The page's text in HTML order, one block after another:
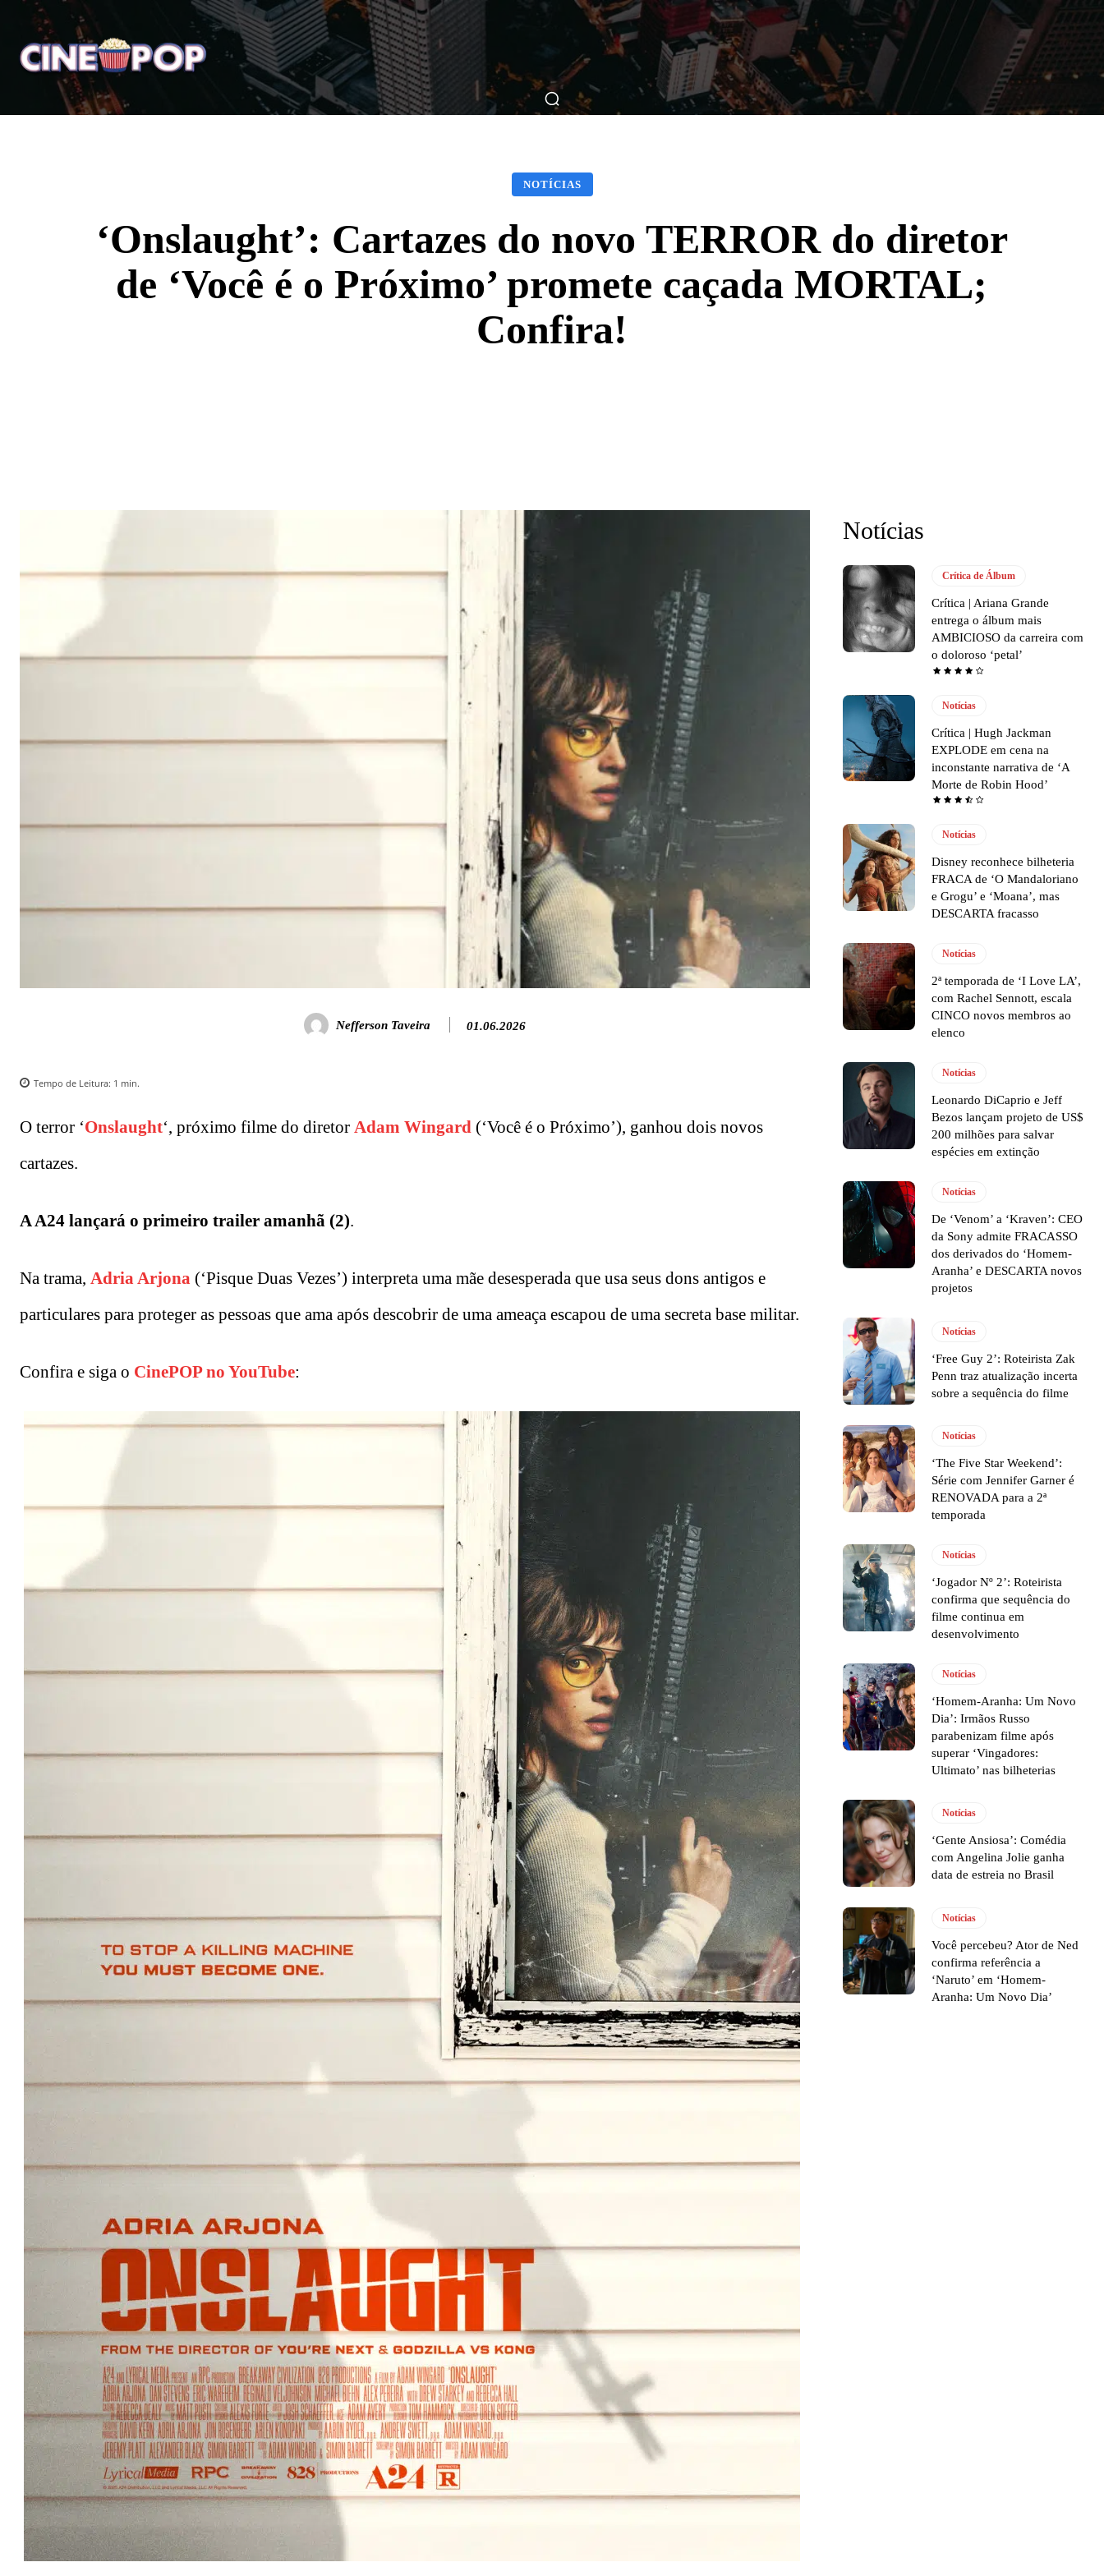
Home Notícias Críticas Breve Nos Cinemas Matérias Nos Cinemas Filmes Séries Música Gênero
NOTÍCIAS
‘Onslaught’: Cartazes do novo TERROR do diretor
de ‘Você é o Próximo’ promete caçada MORTAL;
Confira!
Nefferson Taveira 01.06.2026
Tempo de Leitura: 1 min.
O terror ‘Onslaught‘, próximo filme do diretor Adam Wingard (‘Você é o Próximo’), ganhou dois novos
cartazes.
A A24 lançará o primeiro trailer amanhã (2).
Na trama, Adria Arjona (‘Pisque Duas Vezes’) interpreta uma mãe desesperada que usa seus dons antigos e
particulares para proteger as pessoas que ama após descobrir de uma ameaça escapou de uma secreta base militar.
Confira e siga o CinePOP no YouTube:
Notícias
Crítica de Álbum
Crítica | Ariana Grande
entrega o álbum mais
AMBICIOSO da carreira com
o doloroso ‘petal’
Notícias
Crítica | Hugh Jackman
EXPLODE em cena na
inconstante narrativa de ‘A
Morte de Robin Hood’
Notícias
Disney reconhece bilheteria
FRACA de ‘O Mandaloriano
e Grogu’ e ‘Moana’, mas
DESCARTA fracasso
Notícias
2ª temporada de ‘I Love LA’,
com Rachel Sennott, escala
CINCO novos membros ao
elenco
Notícias
Leonardo DiCaprio e Jeff
Bezos lançam projeto de US$
200 milhões para salvar
espécies em extinção
Notícias
De ‘Venom’ a ‘Kraven’: CEO
da Sony admite FRACASSO
dos derivados do ‘Homem-
Aranha’ e DESCARTA novos
projetos
Notícias
‘Free Guy 2’: Roteirista Zak
Penn traz atualização incerta
sobre a sequência do filme
Notícias
‘The Five Star Weekend’:
Série com Jennifer Garner é
RENOVADA para a 2ª
temporada
Notícias
‘Jogador Nº 2’: Roteirista
confirma que sequência do
filme continua em
desenvolvimento
Notícias
‘Homem-Aranha: Um Novo
Dia’: Irmãos Russo
parabenizam filme após
superar ‘Vingadores:
Ultimato’ nas bilheterias
Notícias
‘Gente Ansiosa’: Comédia
com Angelina Jolie ganha
data de estreia no Brasil
Notícias
Você percebeu? Ator de Ned
confirma referência a
‘Naruto’ em ‘Homem-
Aranha: Um Novo Dia’